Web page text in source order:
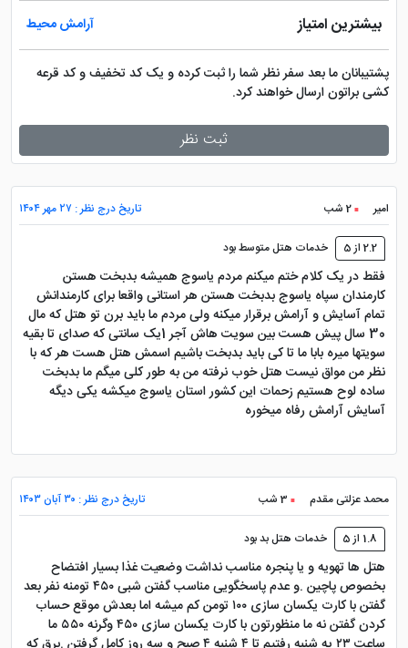
بیشترین امتیاز آرامش محیط
پشتیبانان ما بعد سفر نظر شما را ثبت کرده و یک کد تخفیف و کد قرعه
کشی براتون ارسال خواهند کرد.
ثبت نظر
امیر 2 شب تاریخ درج نظر : ۲۷ مهر ۱۴۰۴
2.2 از 5 خدمات هتل متوسط بود
فقط در یک کلام ختم میکنم مردم یاسوج همیشه بدبخت هستن
کارمندان سپاه یاسوج بدبخت هستن هر استانی واقعا برای کارمندانش
تمام آسایش و آرامش برقرار میکنه ولی مردم ما باید برن تو هتل که مال
30 سال پیش هست بین سویت هاش آجر 1یک سانتی که صدای تا بقیه
سویتها میره بابا ما تا کی باید بدبخت باشیم اسمش هتل هست هر که با
نظر من مواق نیست هتل خوب نرفته من به طور کلی میگم ما بدبخت
ساده لوح هستیم زحمات این کشور استان یاسوج میکشه یکی دیگه
آسایش آرامش رفاه میخوره
محمد عزلتی مقدم 3 شب تاریخ درج نظر : ۳۰ آبان ۱۴۰۳
1.8 از 5 خدمات هتل بد بود
هتل ها تهویه و یا پنجره مناسب نداشت وضعیت غذا بسیار افتضاح
بخصوص پاچین .و عدم پاسخگویی مناسب گفتن شبی ۴۵۰ تومنه نفر بعد
گفتن با کارت یکسان سازی ۱۰۰ تومن کم میشه اما بعدش موقع حساب
کردن گفتن نه ما منظورتون با کارت یکسان سازی ۴۵۰ وگرنه ۵۵۰ ما